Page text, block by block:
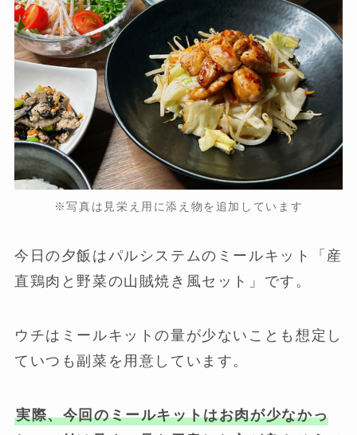
※写真は見栄え用に添え物を追加しています
今日の夕飯はパルシステムのミールキット「産
直鶏肉と野菜の山賊焼き風セット」です。
ウチはミールキットの量が少ないことも想定し
ていつも副菜を用意しています。
実際、今回のミールキットはお肉が少なかっ